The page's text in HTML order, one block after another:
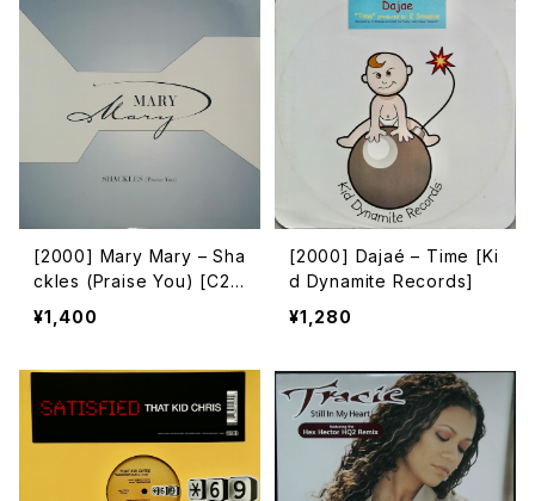
[2000] Mary Mary – Sha
ckles (Praise You) [C2R
ecords / Columbia][在庫
B]
¥1,400
[2000] Dajaé – Time [Ki
d Dynamite Records]
¥1,280